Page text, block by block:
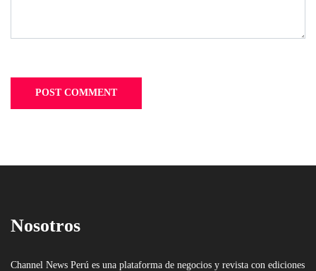
Nosotros
Channel News Perú es una plataforma de negocios y revista con ediciones